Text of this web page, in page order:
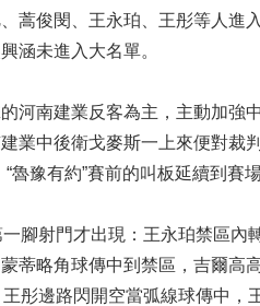
蒿俊閔、王永珀、王彤等人進
涵未進入大名單。
南建業反客為主，主動加強
業中後衛戈麥斯一上來便對裁
魯豫有約”賽前的叫板延續到賽場
射門才出現：王永珀禁區內
蒂略角球傳中到禁區，吉爾高
彤邊路閃開空當弧線球傳中，